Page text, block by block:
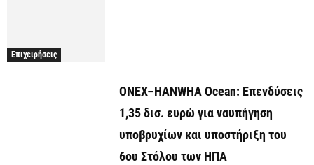
Επιχειρήσεις
ONEX–HANWHA Ocean: Επενδύσεις
1,35 δισ. ευρώ για ναυπήγηση
υποβρυχίων και υποστήριξη του
6ου Στόλου των ΗΠΑ